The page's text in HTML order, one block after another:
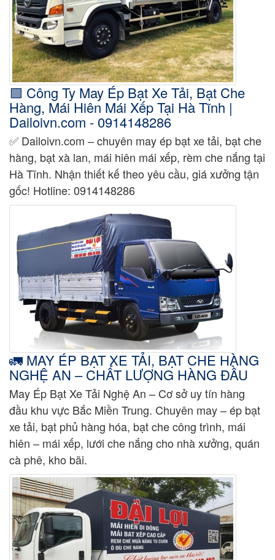
🟩 Công Ty May Ép Bạt Xe Tải, Bạt Che
Hàng, Mái Hiên Mái Xếp Tại Hà Tĩnh |
Dailoivn.com - 0914148286
✅ Dailoivn.com – chuyên may ép bạt xe tải, bạt che
hàng, bạt xà lan, mái hiên mái xếp, rèm che nắng tại
Hà Tĩnh. Nhận thiết kế theo yêu cầu, giá xưởng tận
gốc! Hotline: 0914148286
🚛 MAY ÉP BẠT XE TẢI, BẠT CHE HÀNG
NGHỆ AN – CHẤT LƯỢNG HÀNG ĐẦU
May Ép Bạt Xe Tải Nghệ An – Cơ sở uy tín hàng
đầu khu vực Bắc Miền Trung. Chuyên may – ép bạt
xe tải, bạt phủ hàng hóa, bạt che công trình, mái
hiên – mái xếp, lưới che nắng cho nhà xưởng, quán
cà phê, kho bãi.